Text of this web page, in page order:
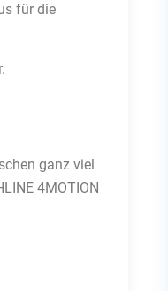
für die
ganz viel
4MOTION